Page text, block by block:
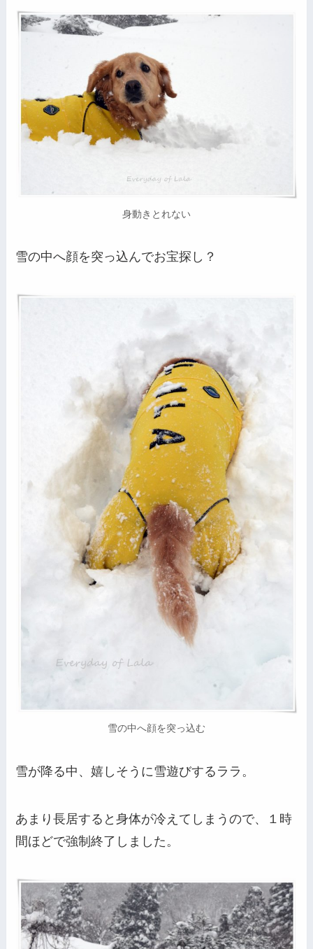
身動きとれない
雪の中へ顔を突っ込んでお宝探し？
雪の中へ顔を突っ込む
雪が降る中、嬉しそうに雪遊びするララ。
あまり長居すると身体が冷えてしまうので、１時
間ほどで強制終了しました。